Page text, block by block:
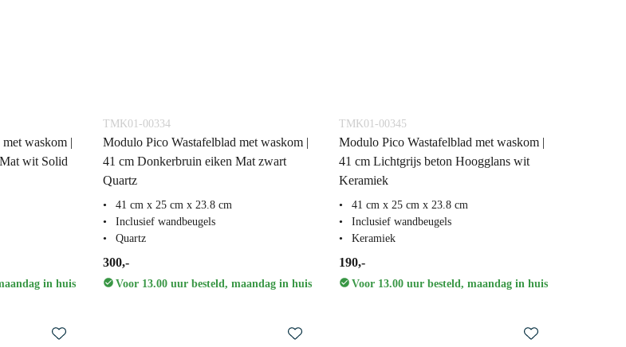
waskom |
wit Solid
in huis
TMK01-00334
Modulo Pico Wastafelblad met waskom |
41 cm Donkerbruin eiken Mat zwart
Quartz
41 cm x 25 cm x 23.8 cm
Inclusief wandbeugels
Quartz
300,-
Voor 13.00 uur besteld, maandag in huis
TMK01-00345
Modulo Pico Wastafelblad met waskom |
41 cm Lichtgrijs beton Hoogglans wit
Keramiek
41 cm x 25 cm x 23.8 cm
Inclusief wandbeugels
Keramiek
190,-
Voor 13.00 uur besteld, maandag in huis